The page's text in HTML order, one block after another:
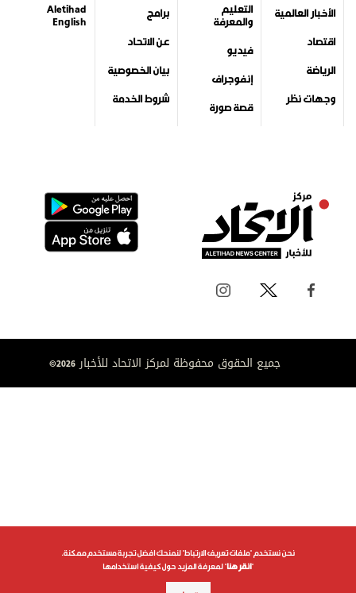
الأخبار العالمية
اقتصاد
الرياضة
وجهات نظر
التعليم
والمعرفة
فيديو
إنفوجراف
قصة صورة
برامج
عن الاتحاد
بيان الخصوصية
شروط الخدمة
Aletihad
English
جميع الحقوق محفوظة لمركز الاتحاد للأخبار 2026©
نحن نستخدم "ملفات تعريف الارتباط" لنمنحك افضل تجربة مستخدم ممكنة.
"انقر هنا" لمعرفة المزيد حول كيفية استخدامها